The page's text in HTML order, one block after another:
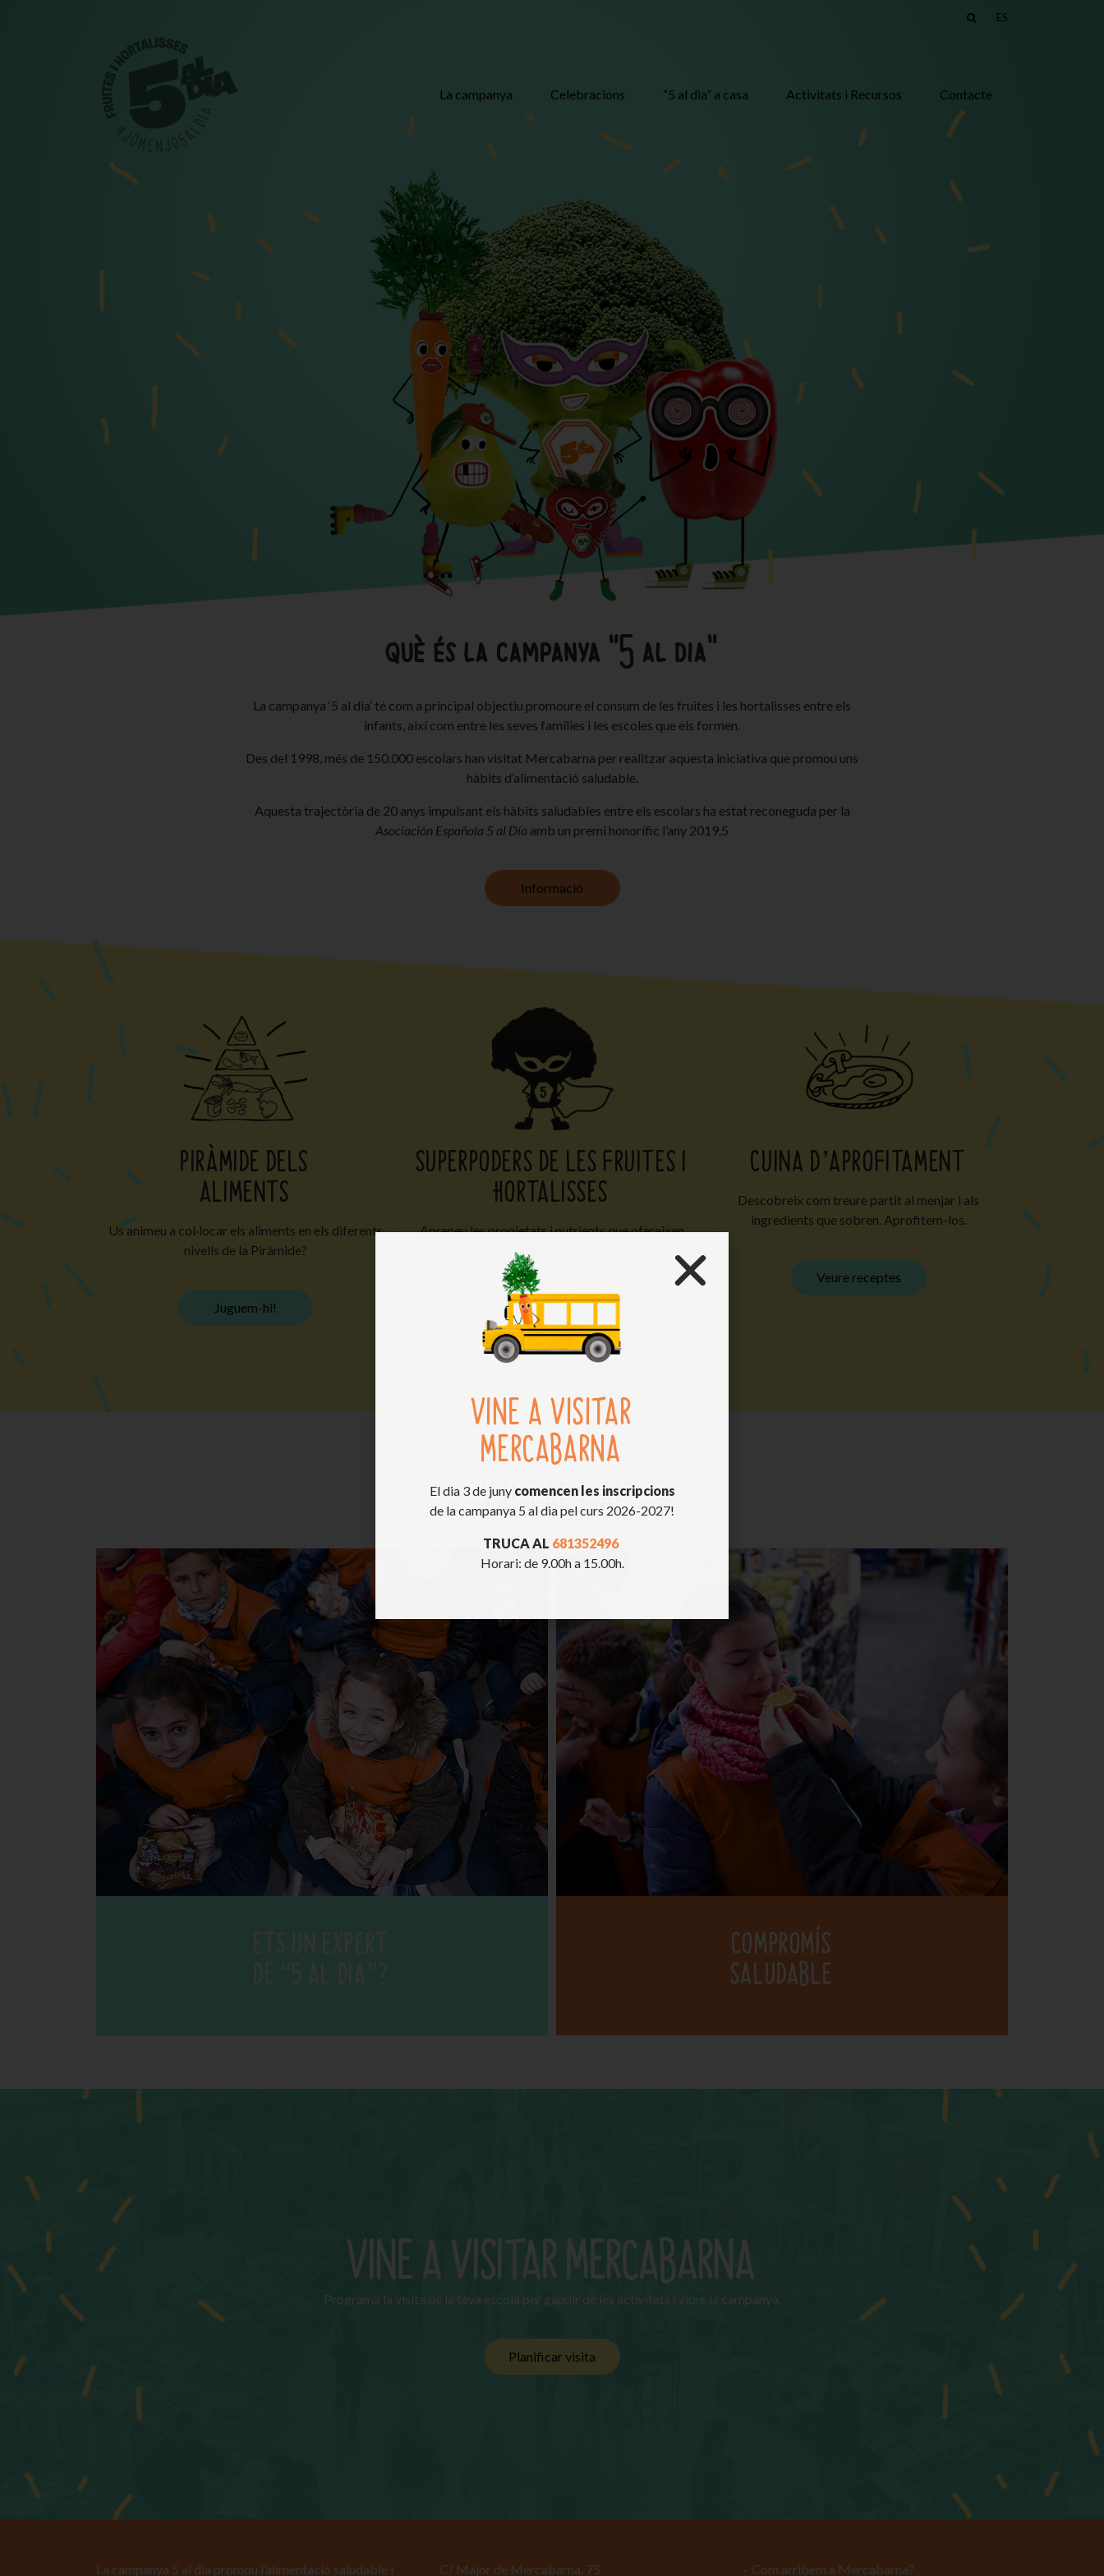
ES
La campanya Celebracions “5 al dia” a casa Activitats i Recursos Contacte
què és la campanya "5 al dia"
La campanya ‘5 al dia’ té com a principal objectiu promoure el consum de les fruites i les hortalisses entre els
infants, així com entre les seves famílies i les escoles que els formen.
Des del 1998, més de 150.000 escolars han visitat Mercabarna per realitzar aquesta iniciativa que promou uns
hàbits d’alimentació saludable.
Aquesta trajectòria de 20 anys impulsant els hàbits saludables entre els escolars ha estat reconeguda per la
Asociación Española 5 al Día amb un premi honorífic l’any 2019.5
Informació
PIRÀMIDE DELS
ALIMENTS
Us animeu a col·locar els aliments en els diferents
nivells de la Piràmide?
Juguem-hi!
SUPERPODERS DE LES FRUITES I
HORTALISSES
Apreneu les propietats i nutrients que ofereixen
les diferents famílies de fruites i verdures.
Descobreix-los!
CUINA D’APROFITAMENT
Descobreix com treure partit al menjar i als
ingredients que sobren. Aprofitem-los.
Veure receptes
VIU 5 AL DIA!
COMPROMÍS
SALUDABLE
VINE A VISITAR MERCABARNA
Programa la visita de la teva escola per gaudir de les activitats i viure la campanya.
Planificar visita
La campanya 5 al dia promou l’alimentació saludable i C/ Major de Mercabarna, 75 Com arribem a Mercabarna?
VINE A VISITAR
MERCABARNA
El dia 3 de juny comencen les inscripcions
de la campanya 5 al dia pel curs 2026-2027!
TRUCA AL 681352496
Horari: de 9.00h a 15.00h.